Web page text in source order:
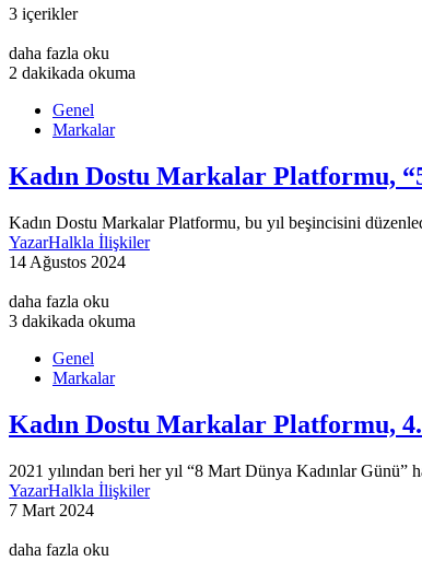
3 içerikler
daha fazla oku
2 dakikada okuma
Genel
Markalar
Kadın Dostu Markalar Platformu,
Kadın Dostu Markalar Platformu, bu yıl beşincisini
YazarHalkla İlişkiler
14 Ağustos 2024
daha fazla oku
3 dakikada okuma
Genel
Markalar
Kadın Dostu Markalar Platformu,
2021 yılından beri her yıl “8 Mart Dünya Kadınlar
YazarHalkla İlişkiler
7 Mart 2024
daha fazla oku